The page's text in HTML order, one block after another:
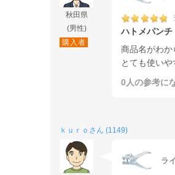
秋田県
(男性)
購入者
ハトメパンチ
商品名がわ
とても使いや
0人の参考に
ｋｕｒｏさん (1149)
ラ